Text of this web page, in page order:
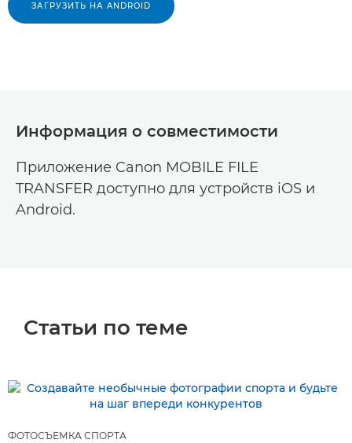
ЗАГРУЗИТЬ НА ANDROID
Информация о совместимости
Приложение Canon MOBILE FILE
TRANSFER доступно для устройств iOS и
Android.
Статьи по теме
ФОТОСЪЕМКА СПОРТА